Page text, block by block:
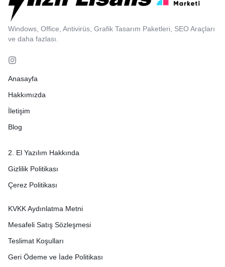
Windows, Office, Antivirüs, Grafik Tasarım Paketleri, SEO Araçları
ve daha fazlası.
Anasayfa
Hakkımızda
İletişim
Blog
2. El Yazılım Hakkında
Gizlilik Politikası
Çerez Politikası
KVKK Aydınlatma Metni
Mesafeli Satış Sözleşmesi
Teslimat Koşulları
Geri Ödeme ve İade Politikası